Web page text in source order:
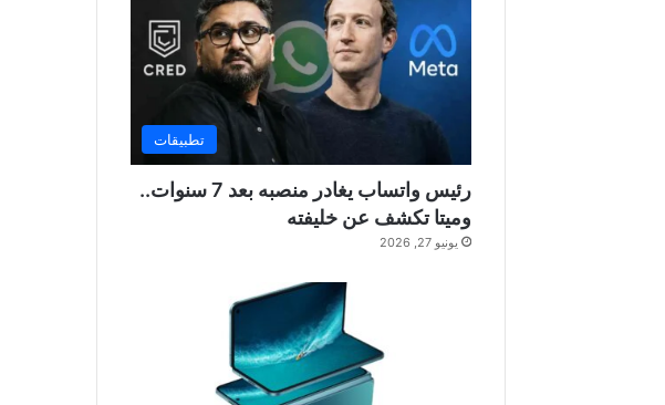
تطبيقات
رئيس واتساب يغادر منصبه بعد 7 سنوات..
وميتا تكشف عن خليفته
يونيو 27, 2026